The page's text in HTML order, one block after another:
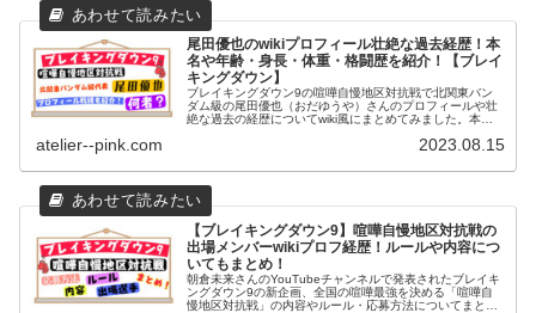
尾田優也のwikiプロフィール壮絶な過去経歴！本
名や年齢・身長・体重・格闘歴を紹介！【ブレイ
キングダウン】
ブレイキングダウン9の喧嘩自慢地区対抗戦で北関東バン
ダム級の尾田優也（おだゆうや）さんのプロフィールや壮
絶な過去の経歴についてwiki風にまとめてみました。本名
atelier--pink.com 2023.08.15
【ブレイキングダウン9】喧嘩自慢地区対抗戦の
出場メンバーwikiプロフ経歴！ルールや内容につ
いてもまとめ！
朝倉未来さんのYouTubeチャンネルで発表されたブレイキ
ングダウン9の新企画、全国の喧嘩最強を決める「喧嘩自
慢地区対抗戦」の内容やルール・応募方法についてまとめ